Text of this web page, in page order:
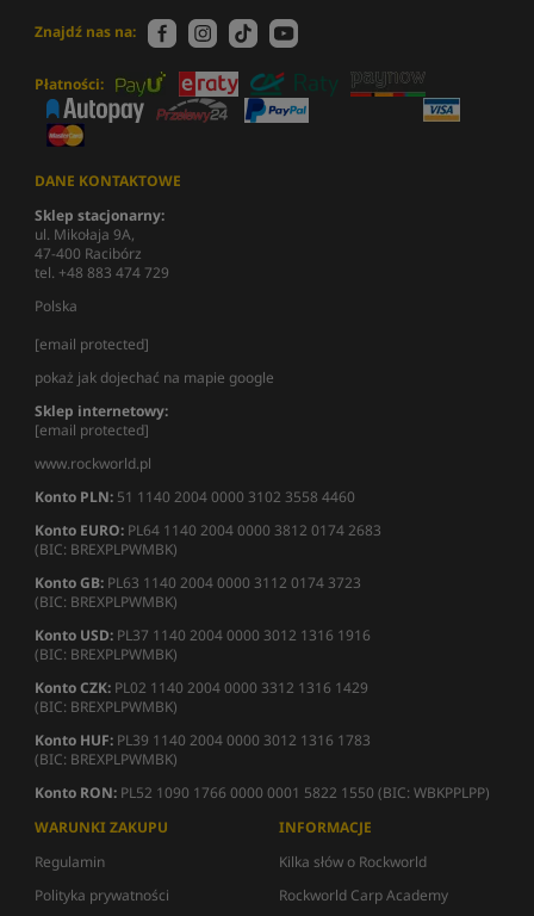
Znajdź nas na:
Płatności:
DANE KONTAKTOWE
Sklep stacjonarny:
ul. Mikołaja 9A,
47-400 Racibórz
tel. +48 883 474 729
Polska
[email protected]
pokaż jak dojechać na mapie google
Sklep internetowy:
[email protected]
www.rockworld.pl
Konto PLN: 51 1140 2004 0000 3102 3558 4460
Konto EURO: PL64 1140 2004 0000 3812 0174 2683
(BIC: BREXPLPWMBK)
Konto GB: PL63 1140 2004 0000 3112 0174 3723
(BIC: BREXPLPWMBK)
Konto USD: PL37 1140 2004 0000 3012 1316 1916
(BIC: BREXPLPWMBK)
Konto CZK: PL02 1140 2004 0000 3312 1316 1429
(BIC: BREXPLPWMBK)
Konto HUF: PL39 1140 2004 0000 3012 1316 1783
(BIC: BREXPLPWMBK)
Konto RON: PL52 1090 1766 0000 0001 5822 1550 (BIC: WBKPPLPP)
WARUNKI ZAKUPU
Regulamin
Polityka prywatności
INFORMACJE
Kilka słów o Rockworld
Rockworld Carp Academy